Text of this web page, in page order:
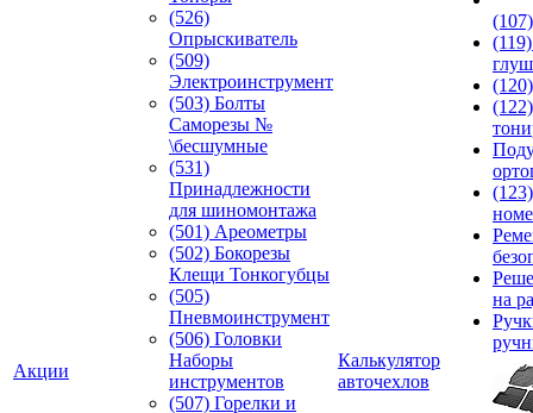
Акции
(526)
Опрыскиватель
(509)
Электроинструмент
(503) Болты
Саморезы №
\бесшумные
(531)
Принадлежности
для шиномонтажа
(501) Ареометры
(502) Бокорезы
Клещи Тонкогубцы
(505)
Пневмоинструмент
(506) Головки
Наборы
инструментов
(507) Горелки и
Калькулятор
авточехлов
на